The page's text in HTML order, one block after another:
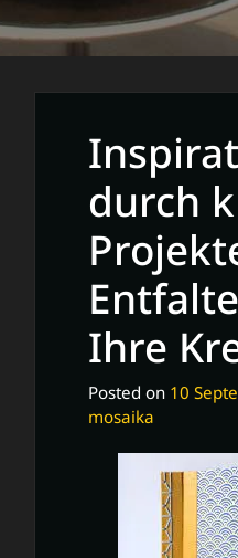
durch
Ihre
Posted on 10
mosaika